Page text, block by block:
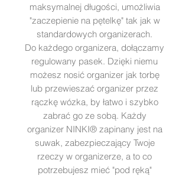
maksymalnej długości, umożliwia
"zaczepienie na pętelkę" tak jak w
standardowych organizerach.
Do każdego organizera, dołączamy
regulowany pasek. Dzięki niemu
możesz nosić organizer jak torbę
lub przewieszać organizer przez
rączkę wózka, by łatwo i szybko
zabrać go ze sobą. Każdy
organizer NINKI® zapinany jest na
suwak, zabezpieczający Twoje
rzeczy w organizerze, a to co
potrzebujesz mieć "pod ręką"